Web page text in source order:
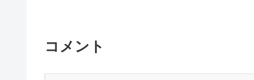
コメント